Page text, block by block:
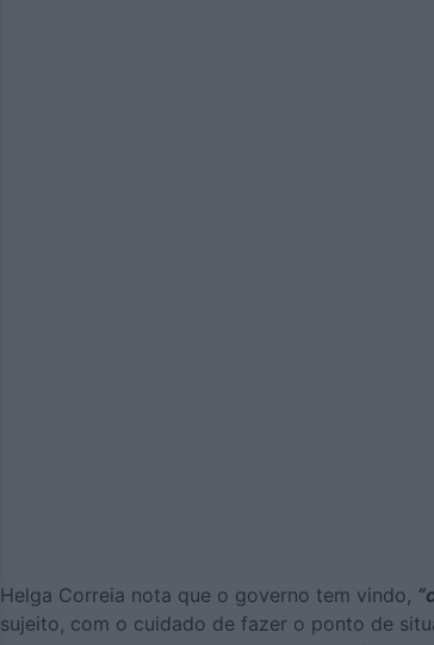
Helga Correia nota que o governo tem vindo,
sujeito, com o cuidado de fazer o ponto de